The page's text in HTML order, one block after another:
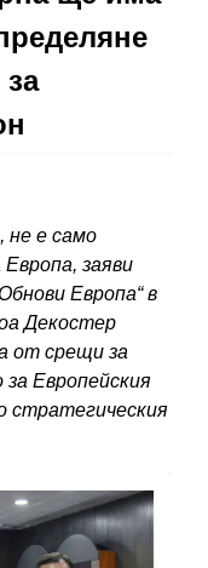
не е само
заяви
Европа“ в
Декостер
от срещи за
Европейския
стратегическия